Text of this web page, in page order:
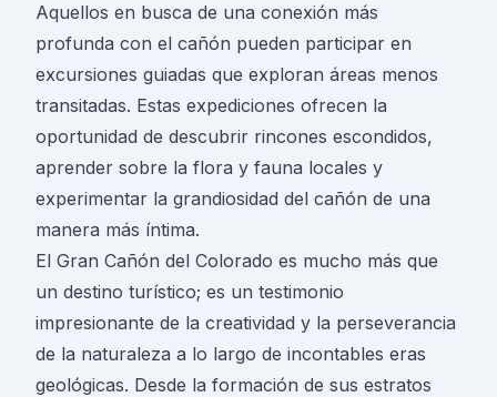
Aquellos en busca de una conexión más
profunda con el cañón pueden participar en
excursiones guiadas que exploran áreas menos
transitadas. Estas expediciones ofrecen la
oportunidad de descubrir rincones escondidos,
aprender sobre la flora y fauna locales y
experimentar la grandiosidad del cañón de una
manera más íntima.
El Gran Cañón del Colorado es mucho más que
un destino turístico; es un testimonio
impresionante de la creatividad y la perseverancia
de la naturaleza a lo largo de incontables eras
geológicas. Desde la formación de sus estratos